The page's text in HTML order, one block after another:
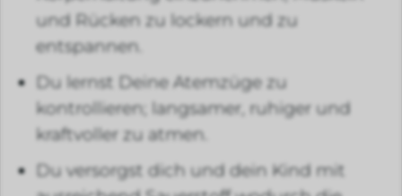
und Rücken zu lockern und zu
entspannen.
Du lernst Deine Atemzüge zu
kontrollieren; langsamer, ruhiger und
kraftvoller zu atmen.
Du versorgst dich und dein Kind mit